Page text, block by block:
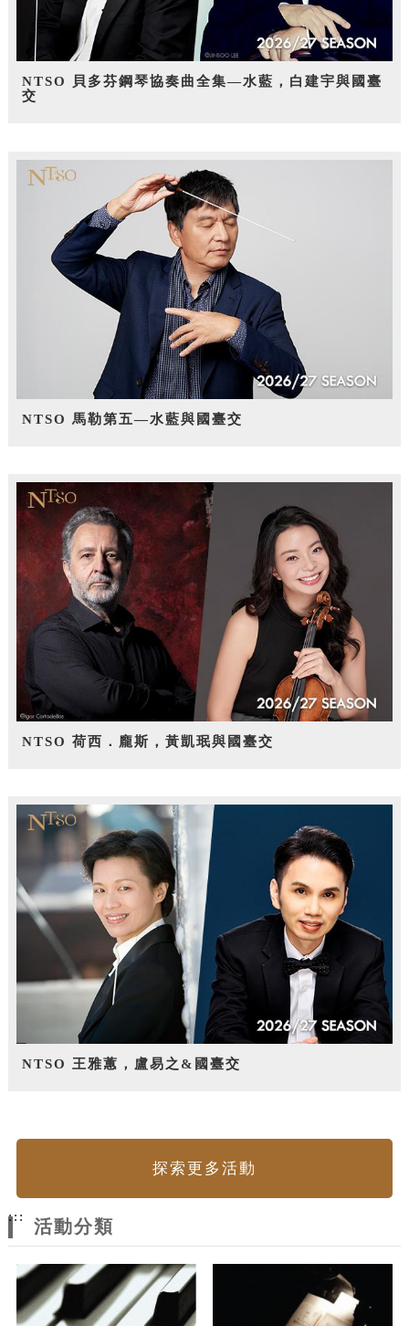
NTSO 貝多芬鋼琴協奏曲全集—水藍，白建宇與國臺
交
NTSO 馬勒第五—水藍與國臺交
NTSO 荷西．龐斯，黃凱珉與國臺交
NTSO 王雅蕙，盧易之&國臺交
探索更多活動
:::
活動分類